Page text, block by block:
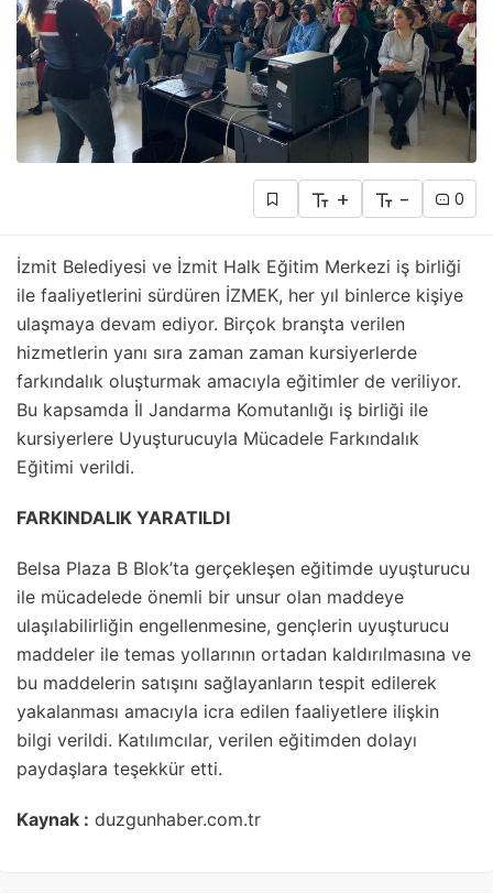
+ - 0
İzmit Belediyesi ve İzmit Halk Eğitim Merkezi iş birliği
ile faaliyetlerini sürdüren İZMEK, her yıl binlerce kişiye
ulaşmaya devam ediyor. Birçok branşta verilen
hizmetlerin yanı sıra zaman zaman kursiyerlerde
farkındalık oluşturmak amacıyla eğitimler de veriliyor.
Bu kapsamda İl Jandarma Komutanlığı iş birliği ile
kursiyerlere Uyuşturucuyla Mücadele Farkındalık
Eğitimi verildi.
FARKINDALIK YARATILDI
Belsa Plaza B Blok’ta gerçekleşen eğitimde uyuşturucu
ile mücadelede önemli bir unsur olan maddeye
ulaşılabilirliğin engellenmesine, gençlerin uyuşturucu
maddeler ile temas yollarının ortadan kaldırılmasına ve
bu maddelerin satışını sağlayanların tespit edilerek
yakalanması amacıyla icra edilen faaliyetlere ilişkin
bilgi verildi. Katılımcılar, verilen eğitimden dolayı
paydaşlara teşekkür etti.
Kaynak : duzgunhaber.com.tr